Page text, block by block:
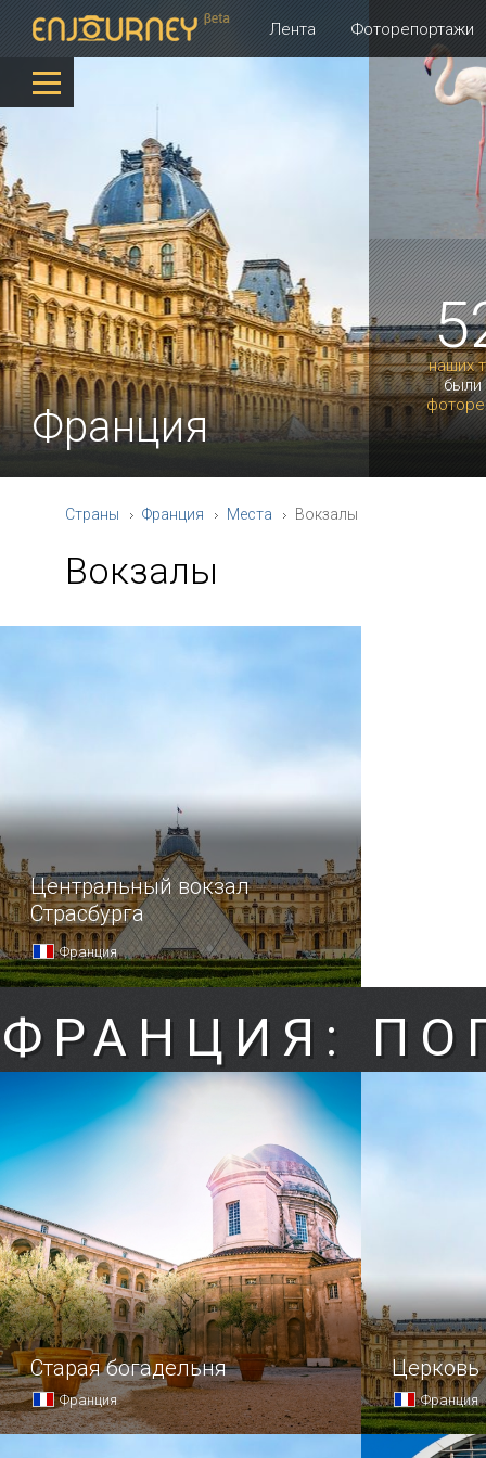
Лента Фоторепортажи
наших
были
Франция
Страны Франция Места Вокзалы
Вокзалы
Центральный вокзал
Страсбурга
Франция
ФРАНЦИЯ:
Старая богадельня
Франция Франция